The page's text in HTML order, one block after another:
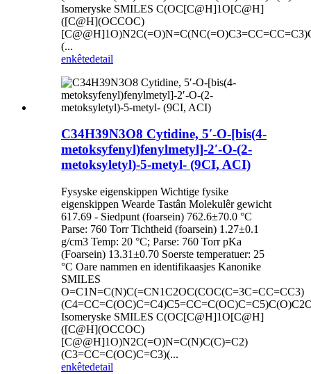
Isomeryske SMILES C(OC[C@H]1O[C@H]
([C@H](OCCOC)
(...
enkêtedetail
C34H39N3O8 Cytidine, 5′-O-[bis(4-
metoksyfenyl)fenylmetyl]-2′-O-(2-
metoksyletyl)-5-metyl- (9CI, ACI)
Fysyske eigenskippen Wichtige fysike
eigenskippen Wearde Tastân Molekulêr gewicht
617.69 - Siedpunt (foarsein) 762.6±70.0 °C
Parse: 760 Torr Tichtheid (foarsein) 1.27±0.1
g/cm3 Temp: 20 °C; Parse: 760 Torr pKa
(Foarsein) 13.31±0.70 Soerste temperatuer: 25
°C Oare nammen en identifikaasjes Kanonike
SMILES
O=C1N=C(N)C(=CN1C2OC(COC(C=3C=CC=CC3)
Isomeryske SMILES C(OC[C@H]1O[C@H]
([C@H](OCCOC)
[C@@H]1O)N2C(=O)N=C(N)C(C)=C2)
(C3=CC=C(OC)C=C3)(...
enkêtedetail